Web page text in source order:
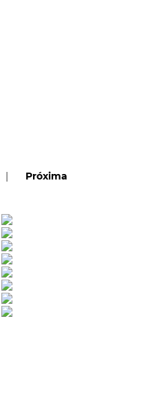
| Próxima